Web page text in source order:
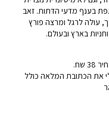
בענף מדעי הדתות. זאב
עולה לרגל ומרצה פורץ
שח.
את הכתובת המלאה כולל